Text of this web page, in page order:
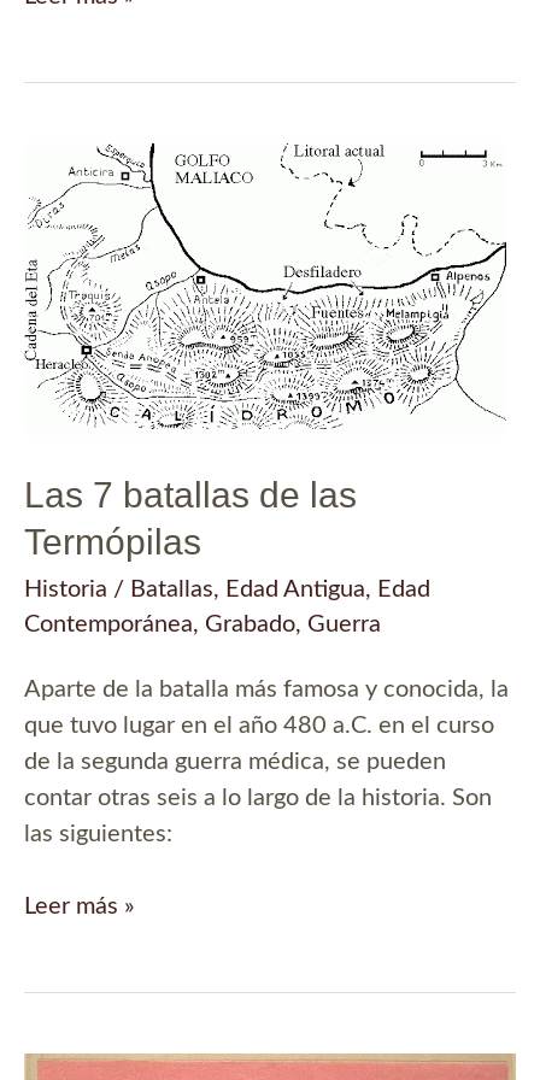
Sanborn
Map
Company
Las 7 batallas de las
Termópilas
Historia / Batallas, Edad Antigua, Edad
Contemporánea, Grabado, Guerra
Aparte de la batalla más famosa y conocida, la
que tuvo lugar en el año 480 a.C. en el curso
de la segunda guerra médica, se pueden
contar otras seis a lo largo de la historia. Son
las siguientes:
Las
las
Leer más »